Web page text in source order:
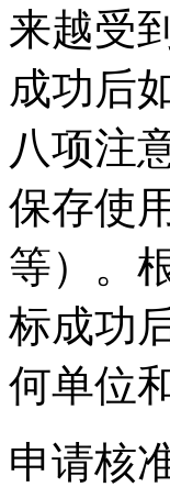
来越受
成功后
八项注
保存使
等）。
标成功
何单位
申请核